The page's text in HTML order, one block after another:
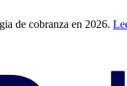
de cobranza en 2026.